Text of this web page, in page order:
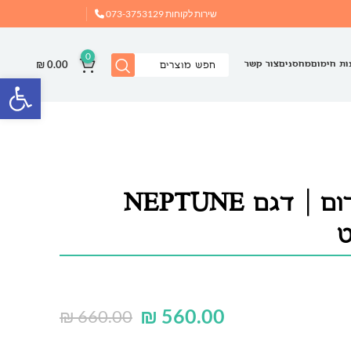
שירות לקוחות073-3753129
חימוםמחסניםצור קשר
0
₪0.00
תנור אינפרא אדום | דגם NEPTUNE
₪660.00 ₪ 560.00